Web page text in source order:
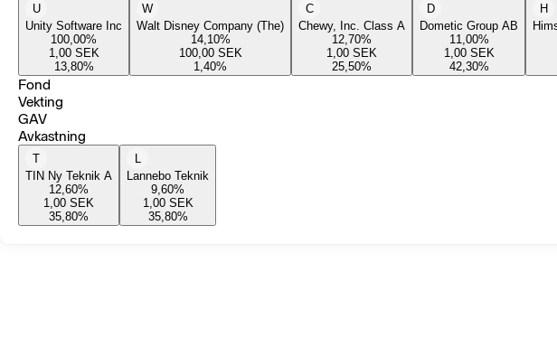
U
Unity Software Inc
100,00%
1,00 SEK
13,80%
W
Walt Disney Company (The)
14,10%
100,00 SEK
1,40%
C
Chewy, Inc. Class A
12,70%
1,00 SEK
25,50%
D
Dometic Group AB
11,00%
1,00 SEK
42,30%
H
Fond
Vekting
GAV
Avkastning
T
TIN Ny Teknik A
12,60%
1,00 SEK
35,80%
L
Lannebo Teknik
9,60%
1,00 SEK
35,80%